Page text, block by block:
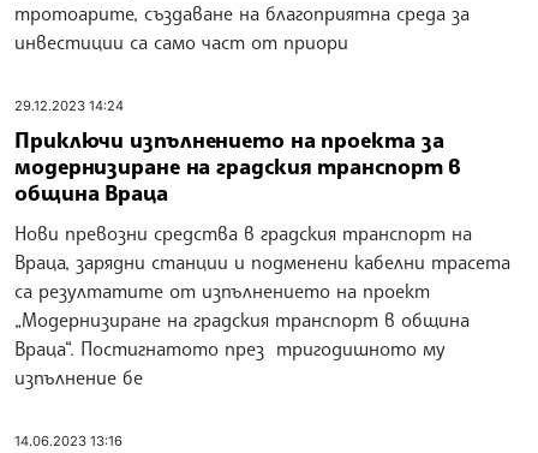
тротоарите, създаване на благоприятна среда за
инвестиции са само част от приори
29.12.2023 14:24
Приключи изпълнението на проекта за
модернизиране на градския транспорт в
община Враца
Нови превозни средства в градския транспорт на
Враца, зарядни станции и подменени кабелни трасета
са резултатите от изпълнението на проект
„Модернизиране на градския транспорт в община
Враца“. Постигнатото през тригодишното му
изпълнение бе
14.06.2023 13:16